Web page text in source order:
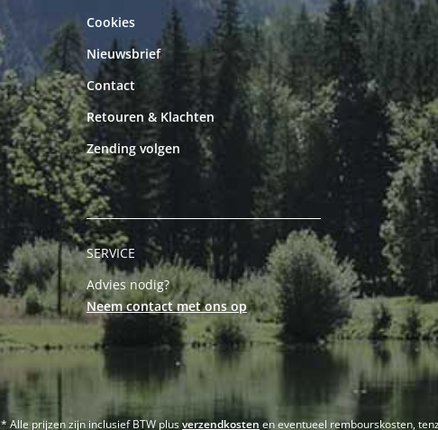
Cookies
Nieuwsbrief
Contact
Retouren & Klachten
Zending volgen
SERVICE
Advies nodig?
Neem contact met ons op
* Alle prijzen zijn inclusief BTW plusverzendkosten en eventueel rembourskosten,